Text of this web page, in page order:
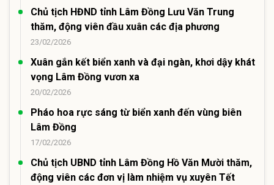
Chủ tịch HĐND tỉnh Lâm Đồng Lưu Văn Trung
thăm, động viên đầu xuân các địa phương
23/02/2026
Xuân gắn kết biển xanh và đại ngàn, khơi dậy khát
vọng Lâm Đồng vươn xa
20/02/2026
Pháo hoa rực sáng từ biển xanh đến vùng biên
Lâm Đồng
17/02/2026
Chủ tịch UBND tỉnh Lâm Đồng Hồ Văn Mười thăm,
động viên các đơn vị làm nhiệm vụ xuyên Tết